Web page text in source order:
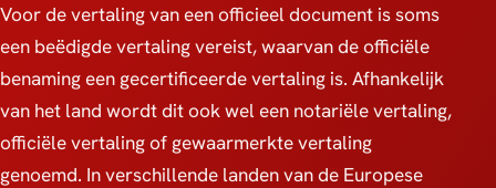
Voor de vertaling van een officieel document is soms
een beëdigde vertaling vereist, waarvan de officiële
benaming een gecertificeerde vertaling is. Afhankelijk
van het land wordt dit ook wel een notariële vertaling,
officiële vertaling of gewaarmerkte vertaling
genoemd. In verschillende landen van de Europese